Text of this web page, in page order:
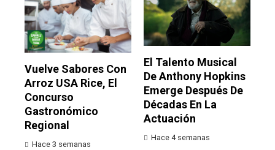
Vuelve Sabores Con
Arroz USA Rice, El
Concurso
Gastronómico
Regional
Hace 3 semanas
El Talento Musical
De Anthony Hopkins
Emerge Después De
Décadas En La
Actuación
Hace 4 semanas